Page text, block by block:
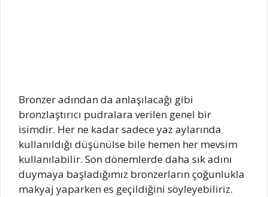
Bronzer adından da anlaşılacağı gibi
bronzlaştırıcı pudralara verilen genel bir
isimdir. Her ne kadar sadece yaz aylarında
kullanıldığı düşünülse bile hemen her mevsim
kullanılabilir. Son dönemlerde daha sık adını
duymaya başladığımız bronzerların çoğunlukla
makyaj yaparken es geçildiğini söyleyebiliriz.